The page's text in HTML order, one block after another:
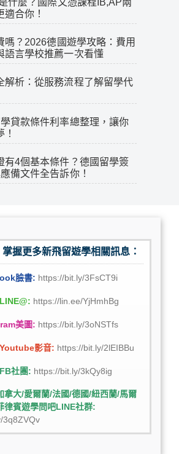
合你！
嗎？2026德國遊學攻略：費用
語言學校推薦一次看懂
解析：從服務流程了解留學代
貸款條件利率總整理，讓你
有4個基本條件？德國留學簽
備文件全告訴你！
握更多新飛留遊學相關訊息：
臉書: https://bit.ly/3FsCT9i
https://lin.ee/YjHmhBg
美圖: https://bit.ly/3oNSTfs
影音: https://bit.ly/2lEIBBu
社團: https://bit.ly/3kQy8ig
拿大/愛爾蘭/法國/德國/紐西蘭/馬爾
律賓遊學問吧LINE社群:
3q8ZVQv